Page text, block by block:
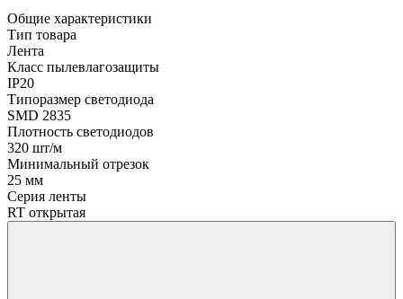
Общие характеристики
Тип товара
Лента
Класс пылевлагозащиты
IP20
Типоразмер светодиода
SMD 2835
Плотность светодиодов
320 шт/м
Минимальный отрезок
25 мм
Серия ленты
RT открытая